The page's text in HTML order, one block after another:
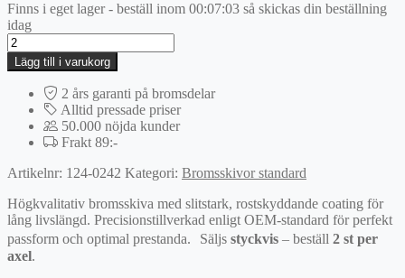
Finns i eget lager - beställ inom 00:07:03 så skickas din beställning
idag
Bromsskiva
mängd
Lägg till i varukorg
2 års garanti på bromsdelar
Alltid pressade priser
50.000 nöjda kunder
Frakt 89:-
Artikelnr: 124-0242 Kategori: Bromsskivor standard
Högkvalitativ bromsskiva med slitstark, rostskyddande coating för
lång livslängd. Precisionstillverkad enligt OEM-standard för perfekt
passform och optimal prestanda. Säljs styckvis – beställ 2 st per
axel.